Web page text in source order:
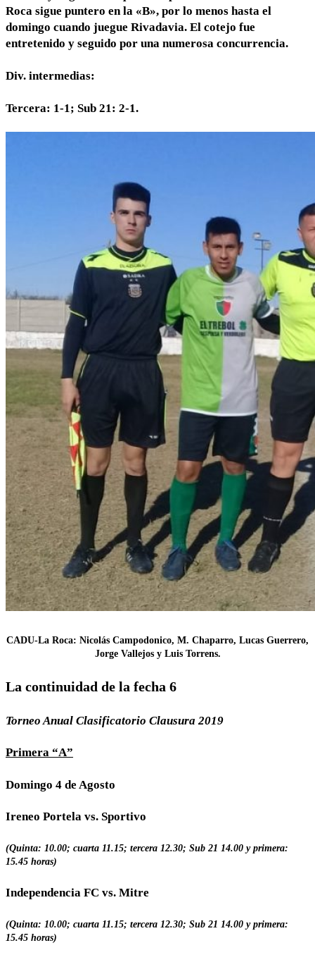
Roca sigue puntero en la «B», por lo menos hasta el
domingo cuando juegue Rivadavia. El cotejo fue
entretenido y seguido por una numerosa concurrencia.
Div. intermedias:
Tercera: 1-1; Sub 21: 2-1.
CADU-La Roca: Nicolás Campodonico, M. Chaparro, Lucas Guerrero,
Jorge Vallejos y Luis Torrens.
La continuidad de la fecha 6
Torneo Anual Clasificatorio Clausura 2019
Primera “A”
Domingo 4 de Agosto
Ireneo Portela vs. Sportivo
(Quinta: 10.00; cuarta 11.15; tercera 12.30; Sub 21 14.00 y primera:
15.45 horas)
Independencia FC vs. Mitre
(Quinta: 10.00; cuarta 11.15; tercera 12.30; Sub 21 14.00 y primera:
15.45 horas)